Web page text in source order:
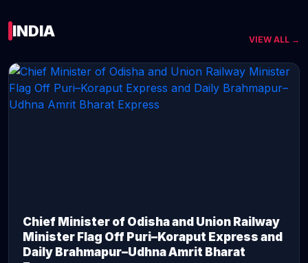
INDIA VIEW ALL →
Chief Minister of Odisha and Union Railway
Minister Flag Off Puri–Koraput Express and
Daily Brahmapur–Udhna Amrit Bharat